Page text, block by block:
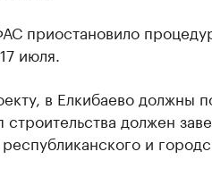
приостановило
июля.
в Елкибаево должны
должен
и